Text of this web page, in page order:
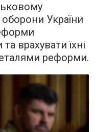
України
врахувати їхні
реформи.